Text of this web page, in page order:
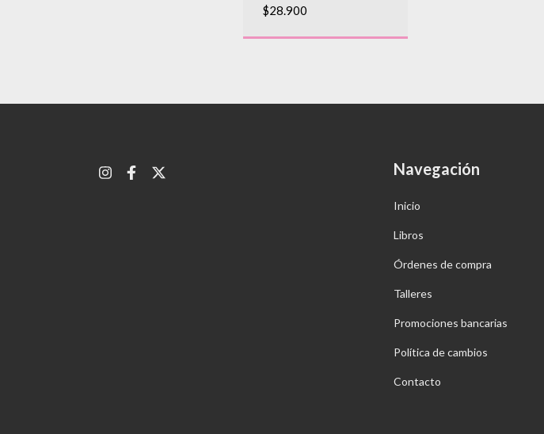
$28.900
Navegación
Inicio
Libros
Órdenes de compra
Talleres
Promociones bancarias
Política de cambios
Contacto